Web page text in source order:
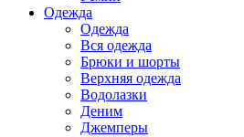
Одежда
Одежда
Вся одежда
Брюки и шорты
Верхняя одежда
Водолазки
Деним
Джемперы